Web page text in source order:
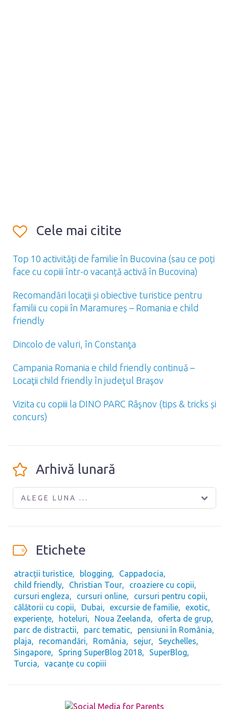
Cele mai citite
Top 10 activități de familie în Bucovina (sau ce poți
face cu copiii într-o vacanță activă în Bucovina)
Recomandări locaţii și obiective turistice pentru
familii cu copii în Maramureș – Romania e child
friendly
Dincolo de valuri, în Constanţa
Campania Romania e child friendly continuă –
Locaţii child friendly în judeţul Braşov
Vizita cu copiii la DINO PARC Râşnov (tips & tricks și
concurs)
Arhivă lunară
ALEGE LUNA ...
Etichete
atracții turistice blogging
Cappadocia
child friendly
Christian Tour
croaziere cu copii
cursuri engleza
cursuri online
cursuri pentru copii
călătorii cu copii
Dubai excursie de familie
exotic
experiențe
hoteluri Noua Zeelanda
oferta de grup
parc de distractii
parc tematic
pensiuni în România
plaja
recomandări România sejur
Seychelles
Singapore
Spring SuperBlog 2018
SuperBlog
Turcia
vacanțe cu copiii